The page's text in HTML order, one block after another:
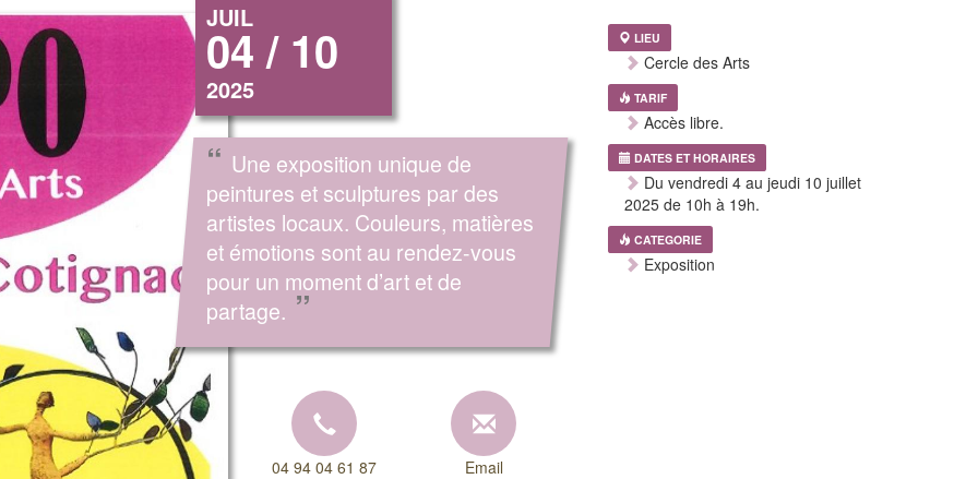
JUIL
04 / 10
2025
“ Une exposition unique de
peintures et sculptures par des
artistes locaux. Couleurs, matières
et émotions sont au rendez-vous
pour un moment d’art et de
partage. ”
LIEU
Cercle des Arts
TARIF
Accès libre.
DATES ET HORAIRES
Du vendredi 4 au jeudi 10 juillet
2025 de 10h à 19h.
CATEGORIE
Exposition
04 94 04 61 87 Email